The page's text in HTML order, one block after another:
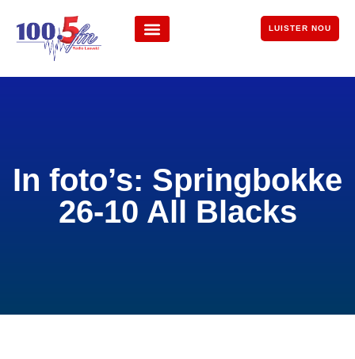
LUISTER NOU
In foto’s: Springbokke
26-10 All Blacks